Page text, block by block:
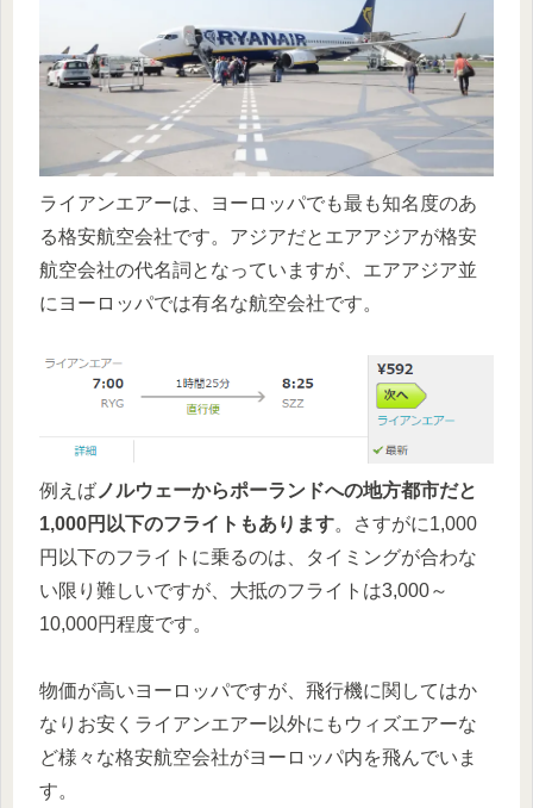
ライアンエアーは、ヨーロッパでも最も知名度のあ
る格安航空会社です。アジアだとエアアジアが格安
航空会社の代名詞となっていますが、エアアジア並
にヨーロッパでは有名な航空会社です。
例えば ノルウェーからポーランドへの地方都市だと
1,000円以下のフライトもあります。さすがに1,000
円以下のフライトに乗るのは、タイミングが合わな
い限り難しいですが、大抵のフライトは3,000～
10,000円程度です。
物価が高いヨーロッパですが、飛行機に関してはか
なりお安くライアンエアー以外にもウィズエアーな
ど様々な格安航空会社がヨーロッパ内を飛んでいま
す。